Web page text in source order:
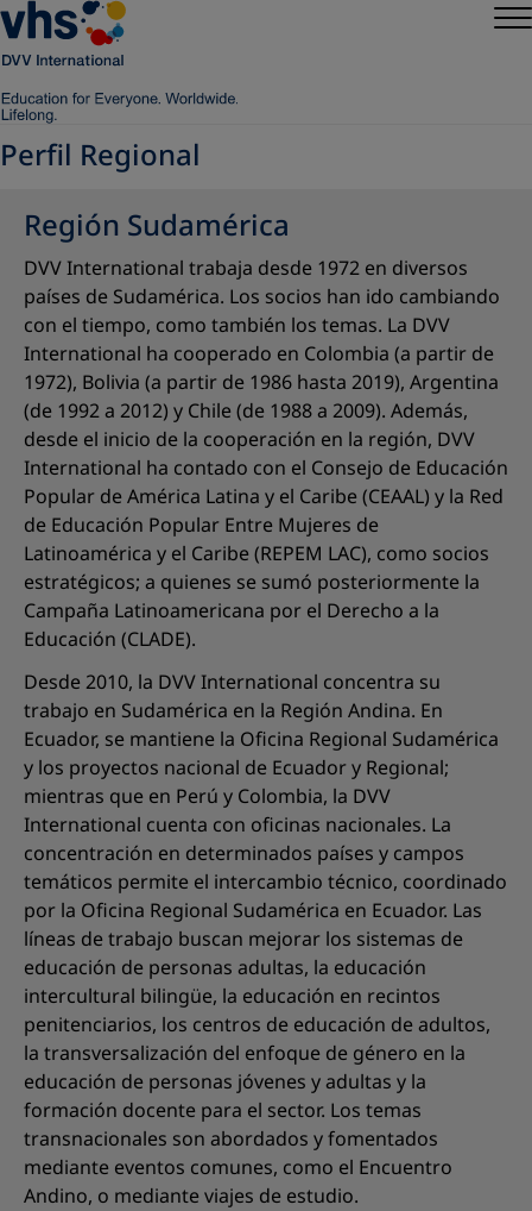
Perfil Regional
Región Sudamérica
DVV International trabaja desde 1972 en diversos
países de Sudamérica. Los socios han ido cambiando
con el tiempo, como también los temas. La DVV
International ha cooperado en Colombia (a partir de
1972), Bolivia (a partir de 1986 hasta 2019), Argentina
(de 1992 a 2012) y Chile (de 1988 a 2009). Además,
desde el inicio de la cooperación en la región, DVV
International ha contado con el Consejo de Educación
Popular de América Latina y el Caribe (CEAAL) y la Red
de Educación Popular Entre Mujeres de
Latinoamérica y el Caribe (REPEM LAC), como socios
estratégicos; a quienes se sumó posteriormente la
Campaña Latinoamericana por el Derecho a la
Educación (CLADE).
Desde 2010, la DVV International concentra su
trabajo en Sudamérica en la Región Andina. En
Ecuador, se mantiene la Oficina Regional Sudamérica
y los proyectos nacional de Ecuador y Regional;
mientras que en Perú y Colombia, la DVV
International cuenta con oficinas nacionales. La
concentración en determinados países y campos
temáticos permite el intercambio técnico, coordinado
por la Oficina Regional Sudamérica en Ecuador. Las
líneas de trabajo buscan mejorar los sistemas de
educación de personas adultas, la educación
intercultural bilingüe, la educación en recintos
penitenciarios, los centros de educación de adultos,
la transversalización del enfoque de género en la
educación de personas jóvenes y adultas y la
formación docente para el sector. Los temas
transnacionales son abordados y fomentados
mediante eventos comunes, como el Encuentro
Andino, o mediante viajes de estudio.